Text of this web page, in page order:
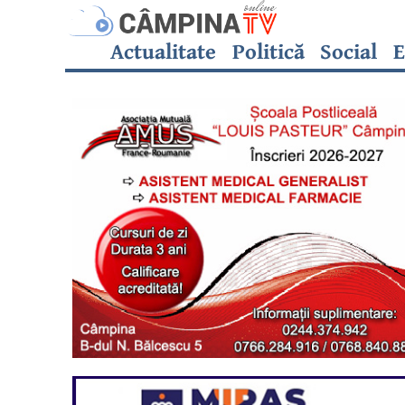
Actualitate Politică Social